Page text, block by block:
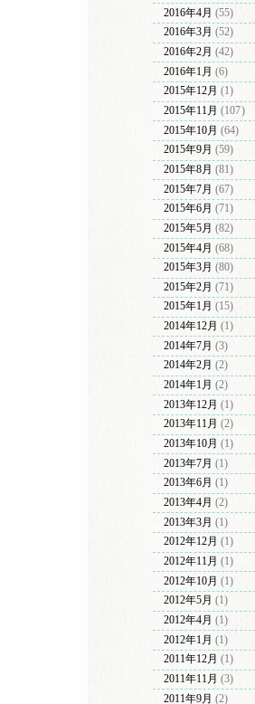
2016年4月 (55)
2016年3月 (52)
2016年2月 (42)
2016年1月 (6)
2015年12月 (1)
2015年11月 (107)
2015年10月 (64)
2015年9月 (59)
2015年8月 (81)
2015年7月 (67)
2015年6月 (71)
2015年5月 (82)
2015年4月 (68)
2015年3月 (80)
2015年2月 (71)
2015年1月 (15)
2014年12月 (1)
2014年7月 (3)
2014年2月 (2)
2014年1月 (2)
2013年12月 (1)
2013年11月 (2)
2013年10月 (1)
2013年7月 (1)
2013年6月 (1)
2013年4月 (2)
2013年3月 (1)
2012年12月 (1)
2012年11月 (1)
2012年10月 (1)
2012年5月 (1)
2012年4月 (1)
2012年1月 (1)
2011年12月 (1)
2011年11月 (3)
2011年9月 (2)